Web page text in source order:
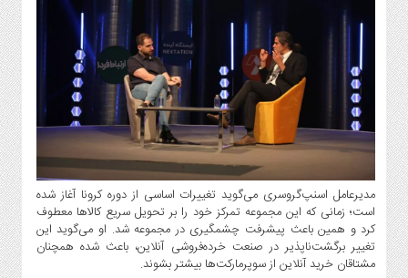
و
صنایع
غذایی
سیاسی
و
بین
الملل
روز
گوناگون
مدیرعامل اسنپ‌گروسری می‌گوید تغییرات اساسی از دوره کرونا آغاز شده
است؛ زمانی که این مجموعه تمرکز خود را بر تحویل سریع کالاها معطوف
کرد و همین باعث پیشرفت چشمگیری در مجموعه شد. او می‌گوید این
تغییر برگشت‌ناپذیر در صنعت خرده‌فروشی آنلاین، باعث شده همچنان
مشتاقان خرید آنلاین از سوپرمارکت‌ها بیشتر بشوند.